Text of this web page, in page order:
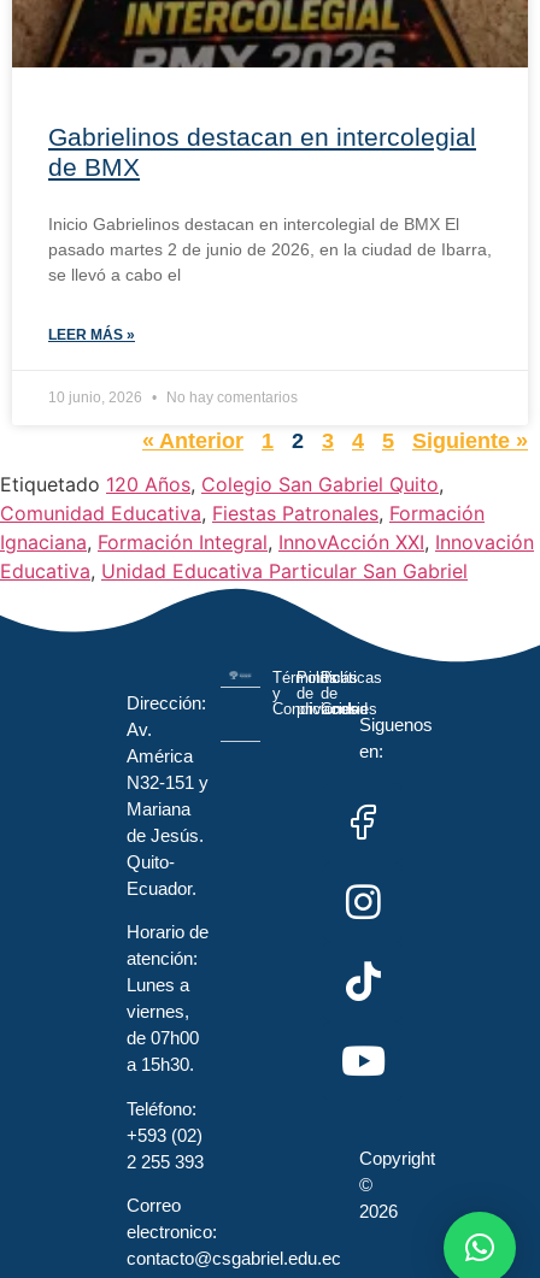
Gabrielinos destacan en intercolegial
de BMX
Inicio Gabrielinos destacan en intercolegial de BMX El
pasado martes 2 de junio de 2026, en la ciudad de Ibarra,
se llevó a cabo el
LEER MÁS »
10 junio, 2026 No hay comentarios
« Anterior 1 2 3 4 5
Siguiente »
Etiquetado 120 Años, Colegio San Gabriel Quito,
Comunidad Educativa, Fiestas Patronales, Formación
Ignaciana, Formación Integral, InnovAcción XXI, Innovación
Educativa, Unidad Educativa Particular San Gabriel
Dirección:
Av.
América
N32-151 y
Mariana
de Jesús.
Quito-
Ecuador.
Horario de
atención:
Lunes a
viernes,
de 07h00
a 15h30.
Teléfono:
+593 (02)
2 255 393
Correo
electronico:
contacto@csgabriel.edu.ec
Términos
y
Condiciones
Políticas
de
privacidad
Políticas
de
Cookies
Siguenos
en:
Copyright
©
2026